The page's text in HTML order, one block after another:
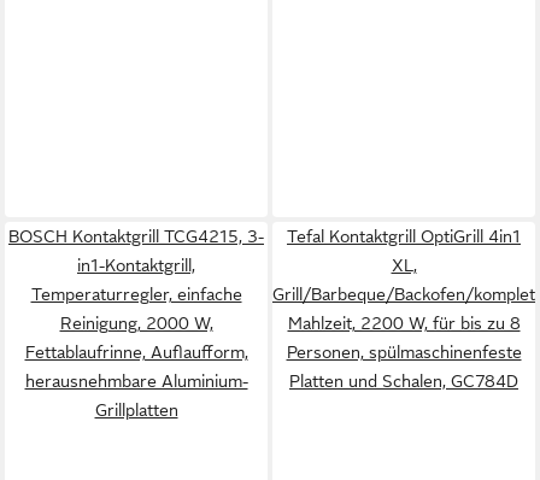
BOSCH Kontaktgrill TCG4215, 3-
in1-Kontaktgrill,
Temperaturregler, einfache
Reinigung, 2000 W,
Fettablaufrinne, Auflaufform,
herausnehmbare Aluminium-
Grillplatten
Tefal Kontaktgrill OptiGrill 4in1
XL,
Grill/Barbeque/Backofen/
Mahlzeit, 2200 W, für bis zu 8
Personen, spülmaschinenfeste
Platten und Schalen, GC784D